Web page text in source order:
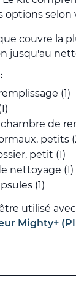
options selon
couvre la
jusqu'au
(1)
de
petits
petit (1)
nettoyage (1)
(1)
utilisé
Mighty+